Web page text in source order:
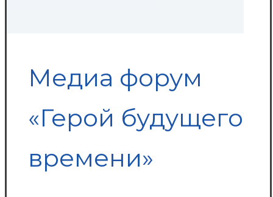
Медиа форум
«Герой будущего
времени»